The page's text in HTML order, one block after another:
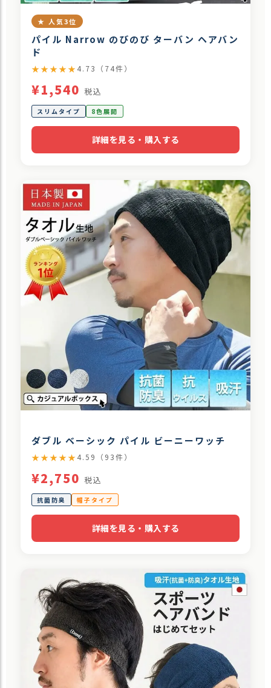
★ 人気3位
パイル Narrow のびのび ターバン ヘアバン
ド
★★★★★4.73（74件）
¥1,540 税込
スリムタイプ 8色展開
詳細を見る・購入する
ダブル ベーシック パイル ビーニーワッチ
★★★★★4.59（93件）
¥2,750 税込
抗菌防臭 帽子タイプ
詳細を見る・購入する